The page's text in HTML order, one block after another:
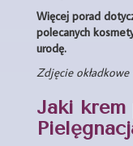
Więcej porad
polecanych
urodę.
Zdjęcie
Jaki krem